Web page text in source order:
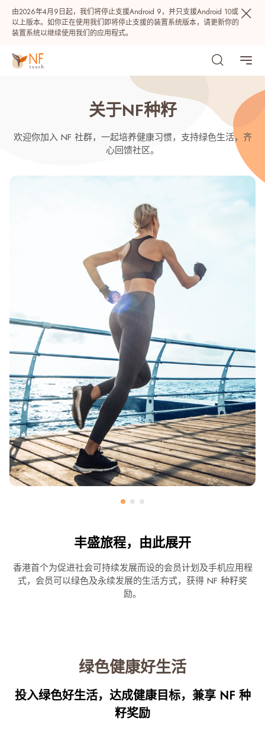
由2026年4月9日起，我们将停止支援Android 9，并只支援Android 10或
以上版本。如你正在使用我们即将停止支援的装置系统版本，请更新你的
装置系统以继续使用我们的应用程式。
AIRSIDE
关于NF种籽
欢迎你加入 NF 社群，一起培养健康习惯，支持绿色生活，齐
心回馈社区。
丰盛旅程，由此展开
香港首个为促进社会可持续发展而设的会员计划及手机应用程
式，会员可以绿色及永续发展的生活方式，获得 NF 种籽奖
励。
绿色健康好生活
投入绿色好生活，达成健康目标，兼享 NF 种
籽奖励